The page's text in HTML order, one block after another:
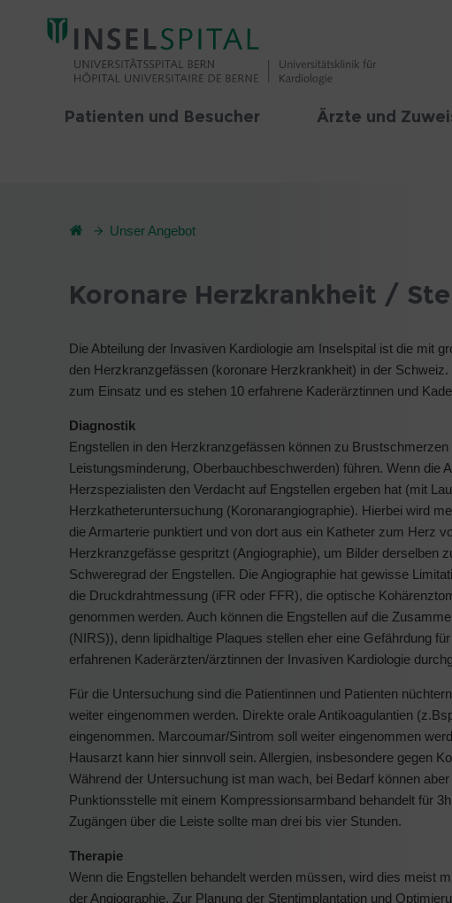
Patienten und Besucher Ärzte und
Unser Angebot
Koronare Herzkrankheit /
Die Abteilung der Invasiven Kardiologie am Inselspital ist die mit
den Herzkranzgefässen (koronare Herzkrankheit) in der
zum Einsatz und es stehen 10 erfahrene Kaderärztinnen und
Diagnostik
Engstellen in den Herzkranzgefässen können zu
Leistungsminderung, Oberbauchbeschwerden) führen. Wenn die
Herzspezialisten den Verdacht auf Engstellen ergeben hat (mit
Herzkatheteruntersuchung (Koronarangiographie). Hierbei wird
die Armarterie punktiert und von dort aus ein Katheter zum Herz
Herzkranzgefässe gespritzt (Angiographie), um Bilder derselben
Schweregrad der Engstellen. Die Angiographie hat gewisse
die Druckdrahtmessung (iFR oder FFR), die optische
genommen werden. Auch können die Engstellen auf die
(NIRS)), denn lipidhaltige Plaques stellen eher eine Gefährdung
erfahrenen Kaderärzten/ärztinnen der Invasiven Kardiologie
Für die Untersuchung sind die Patientinnen und Patienten
weiter eingenommen werden. Direkte orale Antikoagulantien
eingenommen. Marcoumar/Sintrom soll weiter eingenommen
Hausarzt kann hier sinnvoll sein. Allergien, insbesondere gegen
Während der Untersuchung ist man wach, bei Bedarf können
Punktionsstelle mit einem Kompressionsarmband behandelt für
Zugängen über die Leiste sollte man drei bis vier Stunden.
Therapie
Wenn die Engstellen behandelt werden müssen, wird dies meist
der Angiographie. Zur Planung der Stentimplantation und